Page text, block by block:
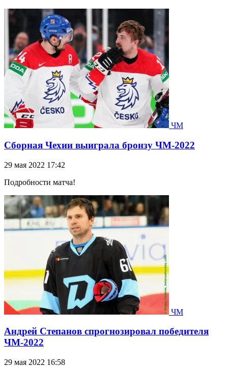
ЧМ
Сборная Чехии выиграла бронзу ЧМ-2022
29 мая 2022 17:42
Подробности матча!
ЧМ
Андрей Степанов спрогнозировал победителя
ЧМ-2022
29 мая 2022 16:58